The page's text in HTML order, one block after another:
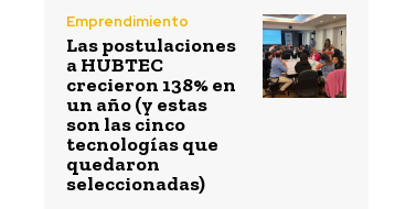
Emprendimiento
Las postulaciones
a HUBTEC
crecieron 138% en
un año (y estas
son las cinco
tecnologías que
quedaron
seleccionadas)